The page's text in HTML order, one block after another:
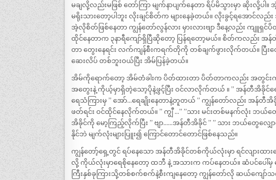
မချလို့လည်းမဖြစ် တော်ကြာ မျက်နာပျက်နေတာ ရိပ်မိသွားမှာ ဆိုးလို့ပါ။
မရိုးသားတော့ပါဘူး လိုးချင်စိတ်က များနေခဲ့တယ်။ လိုးခွင့်ရအောင်လည်း
အဲ့လိုစိတ်ဖြစ်နေတာ ကျွန်တော်လွန်လား မှားလားဗျာ ဒီနေ့လည်း ကျူ
ထိုင်နေတာက ၃နာရီကျော်ရှိပြီဆိုတော့ ပြန်ရတော့မယ်။ စိတ်ကလည်း
တာ တွေးနေရင်း လက်ကျန်စီးကရက်တိုကို တစ်ချက်ဖွားလိုက်တယ်။ ပြီး
ဆေးလိပ် တစ်ဘူးဝယ်ပြီး အိမ်ပြန်ခဲ့တယ်။
အိမ်ကိုရောက်တော့ အိမ်တံခါးက ပိတ်ထားတာ ပိတ်တာကလည်း အတွင်း
အတွေးနဲ့ ကိုယ့်မှာရှိတဲ့သော့ပိုနဲ့ဖွင့်ပြီး ဝင်လာလိုက်တယ် ။ ” အန်တီအိခိုင်
ရေသံကြားမှ ” အော်…ရေချိုးနေတာနဲ့တူတယ် ” ကျွန်တော်လည်း အန်တီအိ
ဖတ်ရင်း ဝင်ထိုင်နေလိုက်တယ်။ ” ကျွီ …” ”သား မင်းတစ်မနက်လုံး ဘယ်
အိခိုင်ကို မော့ကြည့်လိုက်ပြီး ” ဗျာ……အန်တီအိခိုင် ” ” သား ဘယ်တွေလျှော
နိုင်ဘဲ မျက်လုံးများပြူး၍ ကြောင်တောင်တောင်ဖြစ်နေသည်။
ကျွန်တော့်ရှေ့တွင် ရပ်နေသော အန်တီအိခိုင်တစ်ကိုယ်လုံးမှာ ရင်လျားထားသ
လို့ ကိုယ်လုံးမှာရေစိုနေတော့ ထဘီ နဲ့ အသားက ကပ်နေတယ်။ ဆံပင်ပေါ်မှ
ကြီးနှစ်ခုကြားသို့တစ်စက်စက်နဲ့စီးကျနေတော့ ကျွန်တော်လို ဆယ်ကျော်